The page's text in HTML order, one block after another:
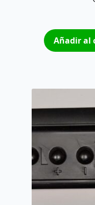
Añadir al